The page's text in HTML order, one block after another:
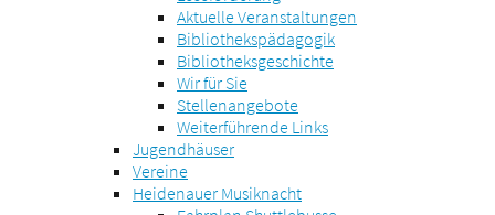
Aktuelle Veranstaltungen
Bibliothekspädagogik
Bibliotheksgeschichte
Wir für Sie
Stellenangebote
Weiterführende Links
Jugendhäuser
Vereine
Heidenauer Musiknacht